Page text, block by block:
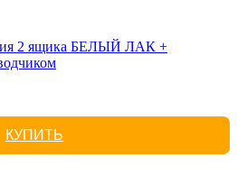
2 ящика БЕЛЫЙ ЛАК +
КУПИТЬ